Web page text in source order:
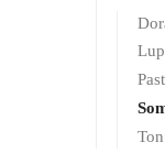
Ton